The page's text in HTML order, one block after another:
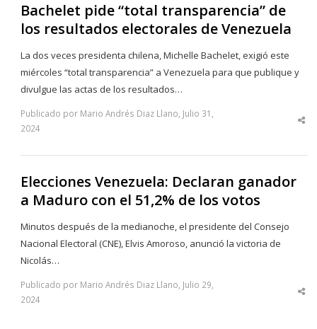
Bachelet pide “total transparencia” de
los resultados electorales de Venezuela
La dos veces presidenta chilena, Michelle Bachelet, exigió este
miércoles “total transparencia” a Venezuela para que publique y
divulgue las actas de los resultados…
Publicado por Mario Andrés Diaz Llano, Julio 31,
2024
Elecciones Venezuela: Declaran ganador
a Maduro con el 51,2% de los votos
Minutos después de la medianoche, el presidente del Consejo
Nacional Electoral (CNE), Elvis Amoroso, anunció la victoria de
Nicolás…
Publicado por Mario Andrés Diaz Llano, Julio 29,
2024